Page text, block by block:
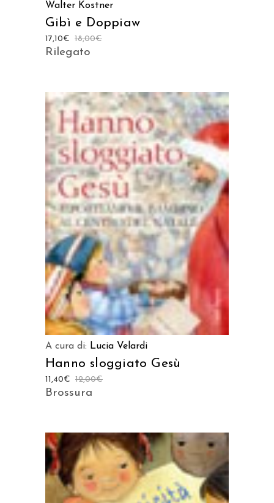
Walter Kostner
Gibì e Doppiaw
18,00€
17,10€
Rilegato
AGGIUNGI AL CARRELLO
A cura di: Lucia Velardi
Hanno sloggiato Gesù
12,00€
11,40€
Brossura